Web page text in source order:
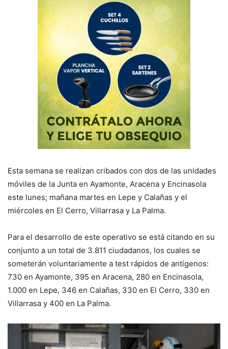
Esta semana se realizan cribados con dos de las unidades
móviles de la Junta en Ayamonte, Aracena y Encinasola
este lunes; mañana martes en Lepe y Calañas y el
miércoles en El Cerro, Villarrasa y La Palma.
Para el desarrollo de este operativo se está citando en su
conjunto a un total de 3.811 ciudadanos, los cuales se
someterán voluntariamente a test rápidos de antígenos:
730 en Ayamonte, 395 en Aracena, 280 en Encinasola,
1.000 en Lepe, 346 en Calañas, 330 en El Cerro, 330 en
Villarrasa y 400 en La Palma.